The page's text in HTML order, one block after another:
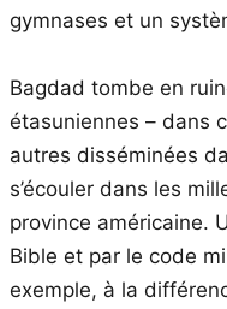
gymnases et un
Bagdad tombe en
étasuniennes – dans
autres disséminées
s’écouler dans les
province américaine.
Bible et par le code
exemple, à la